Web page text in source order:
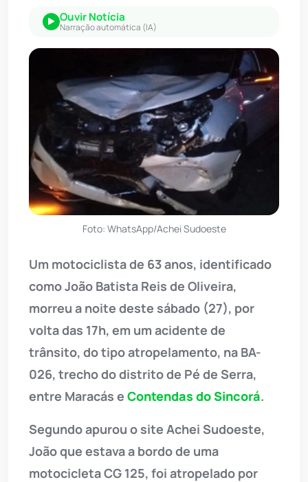
Ouvir Notícia
Narração automática (IA)
Foto: WhatsApp/Achei Sudoeste
Um motociclista de 63 anos, identificado
como João Batista Reis de Oliveira,
morreu a noite deste sábado (27), por
volta das 17h, em um acidente de
trânsito, do tipo atropelamento, na BA-
026, trecho do distrito de Pé de Serra,
entre Maracás e Contendas do Sincorá.
Segundo apurou o site Achei Sudoeste,
João que estava a bordo de uma
motocicleta CG 125, foi atropelado por